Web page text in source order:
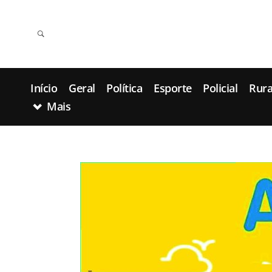
Início Geral Política Esporte Policial
Mais